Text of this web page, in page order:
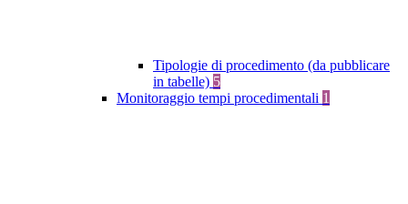
Tipologie di procedimento (da pubblicare
in tabelle) 5
Monitoraggio tempi procedimentali 1